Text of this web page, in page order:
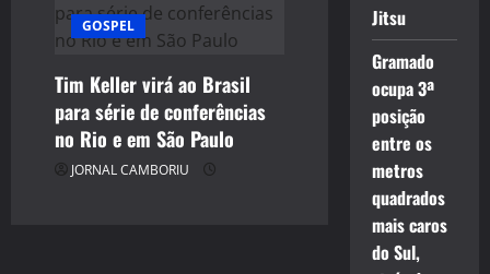
GOSPEL
Tim Keller virá ao Brasil
para série de conferências
no Rio e em São Paulo
JORNAL CAMBORIU
Jitsu
Gramado
ocupa 3ª
posição
entre os
metros
quadrados
mais caros
do Sul,